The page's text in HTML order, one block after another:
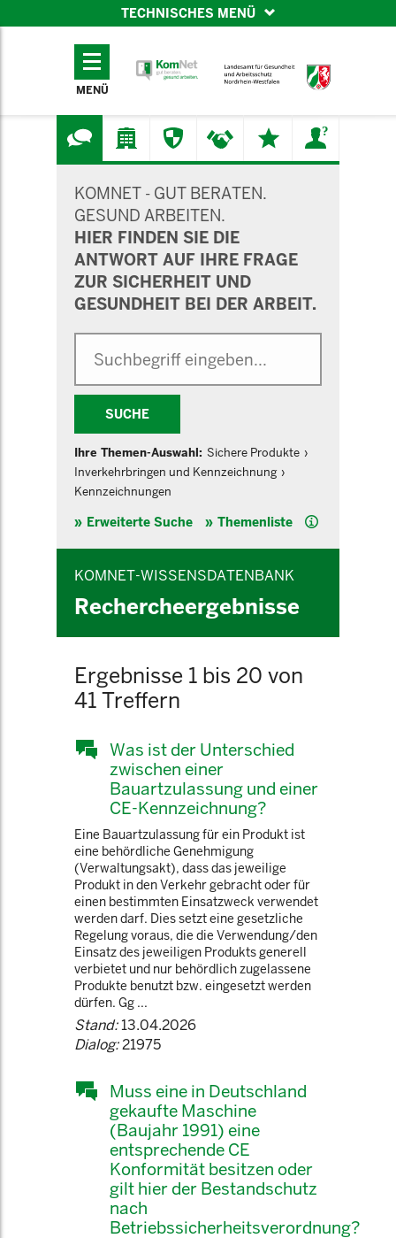
TECHNISCHES MENÜ
TECHNISCHES
MENÜ
KOMNET - GUT BERATEN.
GESUND ARBEITEN.
HIER FINDEN SIE DIE
ANTWORT AUF IHRE FRAGE
ZUR SICHERHEIT UND
GESUNDHEIT BEI DER ARBEIT.
SUCHE
Ihre Themen-Auswahl: Sichere Produkte
Inverkehrbringen und Kennzeichnung
Kennzeichnungen
Erweiterte Suche Themenliste Hilfe
KOMNET-WISSENSDATENBANK
Rechercheergebnisse
Ergebnisse 1 bis 20 von
41 Treffern
Was ist der Unterschied
zwischen einer
Bauartzulassung und einer
CE-Kennzeichnung?
Eine Bauartzulassung für ein Produkt ist
eine behördliche Genehmigung
(Verwaltungsakt), dass das jeweilige
Produkt in den Verkehr gebracht oder für
einen bestimmten Einsatzweck verwendet
werden darf. Dies setzt eine gesetzliche
Regelung voraus, die die Verwendung/den
Einsatz des jeweiligen Produkts generell
verbietet und nur behördlich zugelassene
Produkte benutzt bzw. eingesetzt werden
dürfen. Gg ...
Stand:13.04.2026
Dialog:21975
Muss eine in Deutschland
gekaufte Maschine
(Baujahr 1991) eine
entsprechende CE
Konformität besitzen oder
gilt hier der Bestandschutz
nach
Betriebssicherheitsverordnung?